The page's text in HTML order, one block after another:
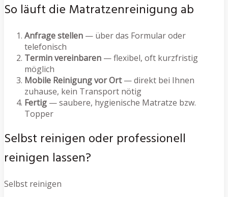
So läuft die Matratzenreinigung ab
Anfrage stellen — über das Formular oder
telefonisch
Termin vereinbaren — flexibel, oft kurzfristig
möglich
Mobile Reinigung vor Ort— direkt bei Ihnen
zuhause, kein Transport nötig
Fertig — saubere, hygienische Matratze bzw.
Topper
Selbst reinigen oder professionell
reinigen lassen?
Selbst reinigen